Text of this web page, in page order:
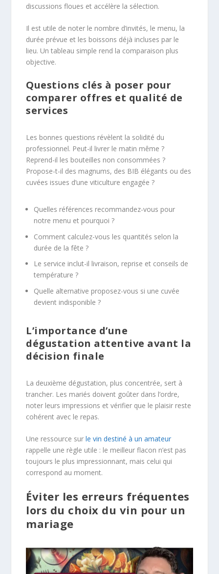
discussions floues et accélère la sélection.
Il est utile de noter le nombre d’invités, le menu, la
durée prévue et les boissons déjà incluses par le
lieu. Un tableau simple rend la comparaison plus
objective.
Questions clés à poser pour
comparer offres et qualité de
services
Les bonnes questions révèlent la solidité du
professionnel. Peut-il livrer le matin même ?
Reprend-il les bouteilles non consommées ?
Propose-t-il des magnums, des BIB élégants ou des
cuvées issues d’une viticulture engagée ?
Quelles références recommandez-vous pour
notre menu et pourquoi ?
Comment calculez-vous les quantités selon la
durée de la fête ?
Le service inclut-il livraison, reprise et conseils de
température ?
Quelle alternative proposez-vous si une cuvée
devient indisponible ?
L’importance d’une
dégustation attentive avant la
décision finale
La deuxième dégustation, plus concentrée, sert à
trancher. Les mariés doivent goûter dans l’ordre,
noter leurs impressions et vérifier que le plaisir reste
cohérent avec le repas.
Une ressource surle vin destiné à un amateur
rappelle une règle utile : le meilleur flacon n’est pas
toujours le plus impressionnant, mais celui qui
correspond au moment.
Éviter les erreurs fréquentes
lors du choix du vin pour un
mariage